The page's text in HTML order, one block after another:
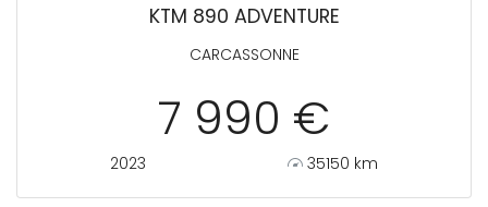
KTM 890 ADVENTURE
CARCASSONNE
7 990 €
2023 35150 km